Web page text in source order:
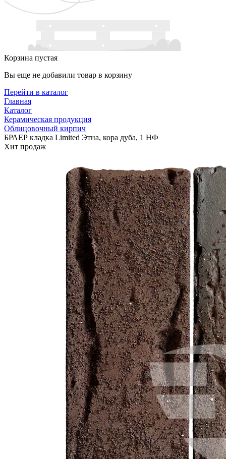
Корзина пустая
Вы еще не добавили товар в корзину
Перейти в каталог
Главная
Каталог
Керамическая продукция
Облицовочный кирпич
БРАЕР кладка Limited Этна, кора дуба, 1 НФ
Хит продаж